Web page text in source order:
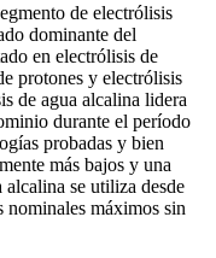
de electrólisis
dominante del
en electrólisis de
protones y electrólisis
de agua alcalina lidera
durante el período
probadas y bien
más bajos y una
se utiliza desde
nominales máximos sin